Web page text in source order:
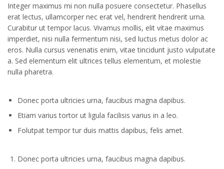
Integer maximus mi non nulla posuere consectetur. Phasellus
erat lectus, ullamcorper nec erat vel, hendrerit hendrerit urna.
Curabitur ut tempor lacus. Vivamus mollis, elit vitae maximus
imperdiet, nisi nulla fermentum nisi, sed luctus metus dolor ac
eros. Nulla cursus venenatis enim, vitae tincidunt justo vulputate
a. Sed elementum elit ultrices tellus elementum, et molestie
nulla pharetra.
Donec porta ultricies urna, faucibus magna dapibus.
Etiam varius tortor ut ligula facilisis varius in a leo.
Folutpat tempor tur duis mattis dapibus, felis amet.
Donec porta ultricies urna, faucibus magna dapibus.